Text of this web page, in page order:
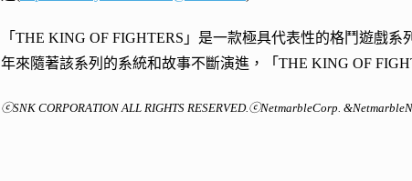
「THE KING OF FIGHTERS」是一款極具代表性的格鬥遊戲
年來隨著該系列的系統和故事不斷演進，「THE KING OF
ⓒSNK CORPORATION ALL RIGHTS RESERVED.ⓒNetmarbleCorp.